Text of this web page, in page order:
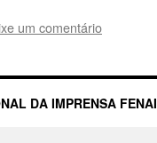
um comentário
DA IMPRENSA FENAI